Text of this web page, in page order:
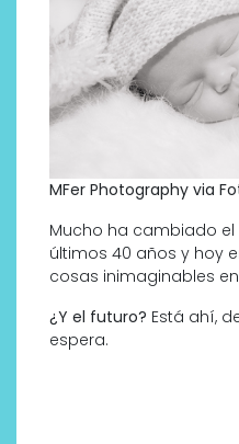
MFer Photography via
Mucho ha cambiado
últimos 40 años y hoy
cosas inimaginables en
¿Y el futuro? Está ahí,
espera.